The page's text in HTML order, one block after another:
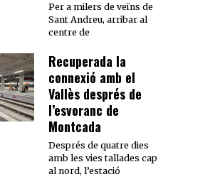
Per a milers de veïns de
Sant Andreu, arribar al
centre de
Recuperada la
connexió amb el
Vallès després de
l’esvoranc de
Montcada
Després de quatre dies
amb les vies tallades cap
al nord, l’estació